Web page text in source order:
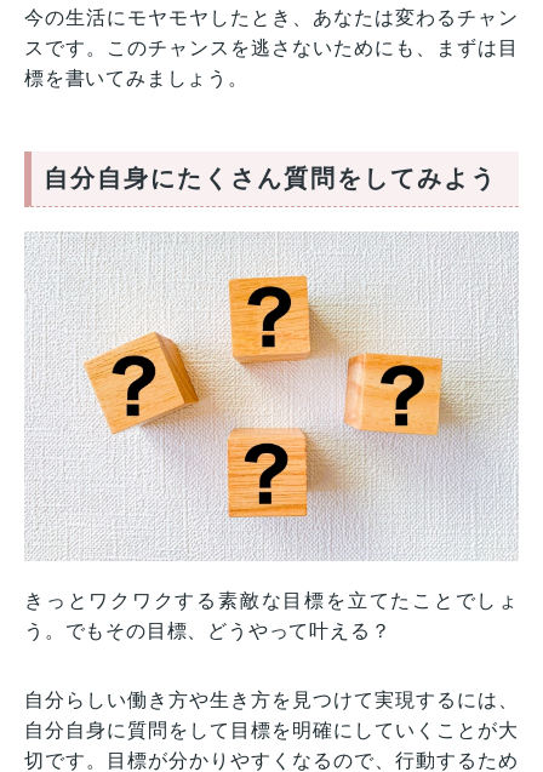
今の生活にモヤモヤしたとき、あなたは変わるチャン
スです。このチャンスを逃さないためにも、まずは目
標を書いてみましょう。
自分自身にたくさん質問をしてみよう
きっとワクワクする素敵な目標を立てたことでしょ
う。でもその目標、どうやって叶える？
自分らしい働き方や生き方を見つけて実現するには、
自分自身に質問をして目標を明確にしていくことが大
切です。目標が分かりやすくなるので、行動するため